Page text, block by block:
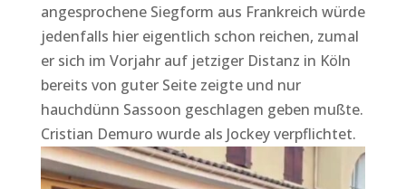
angesprochene Siegform aus Frankreich würde
jedenfalls hier eigentlich schon reichen, zumal
er sich im Vorjahr auf jetziger Distanz in Köln
bereits von guter Seite zeigte und nur
hauchdünn Sassoon geschlagen geben mußte.
Cristian Demuro wurde als Jockey verpflichtet.